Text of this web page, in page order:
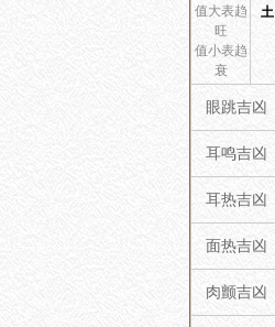
值大表趋
旺
值小表趋
衰
土
眼跳吉凶
耳鸣吉凶
耳热吉凶
面热吉凶
肉颤吉凶